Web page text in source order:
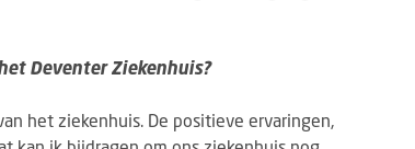
Deventer Ziekenhuis?
het ziekenhuis. De positieve ervaringen,